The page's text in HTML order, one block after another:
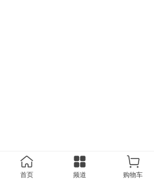
首页 频道 购物车